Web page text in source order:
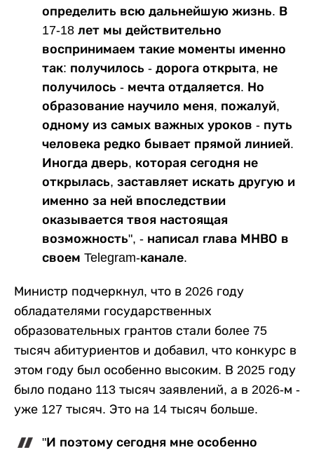
определить всю дальнейшую жизнь. В
17-18 лет мы действительно
воспринимаем такие моменты именно
так: получилось - дорога открыта, не
получилось - мечта отдаляется. Но
образование научило меня, пожалуй,
одному из самых важных уроков - путь
человека редко бывает прямой линией.
Иногда дверь, которая сегодня не
открылась, заставляет искать другую и
именно за ней впоследствии
оказывается твоя настоящая
возможность", - написал глава МНВО в
своем Telegram-канале.
Министр подчеркнул, что в 2026 году
обладателями государственных
образовательных грантов стали более 75
тысяч абитуриентов и добавил, что конкурс в
этом году был особенно высоким. В 2025 году
было подано 113 тысяч заявлений, а в 2026-м -
уже 127 тысяч. Это на 14 тысяч больше.
"И поэтому сегодня мне особенно